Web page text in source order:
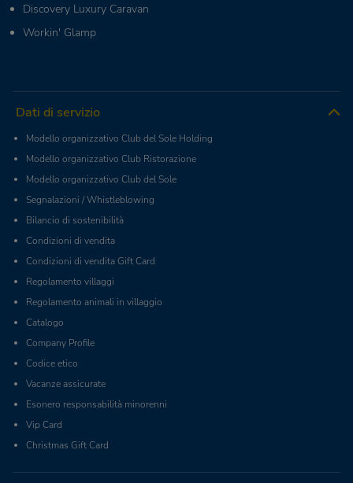
Discovery Luxury Caravan
Workin' Glamp
Dati di servizio
Modello organizzativo Club del Sole Holding
Modello organizzativo Club Ristorazione
Modello organizzativo Club del Sole
Segnalazioni / Whistleblowing
Bilancio di sostenibilità
Condizioni di vendita
Condizioni di vendita Gift Card
Regolamento villaggi
Regolamento animali in villaggio
Catalogo
Company Profile
Codice etico
Vacanze assicurate
Esonero responsabilità minorenni
Vip Card
Christmas Gift Card